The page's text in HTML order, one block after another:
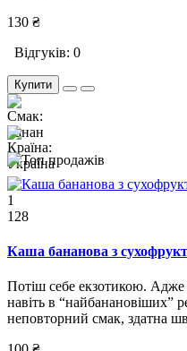
130 ₴
Відгуків: 0
Купити
1
128
Каша бананова з
Потіш себе екзотикою. Адже
навіть в “найбанановіших”
неповторний смак, здатна